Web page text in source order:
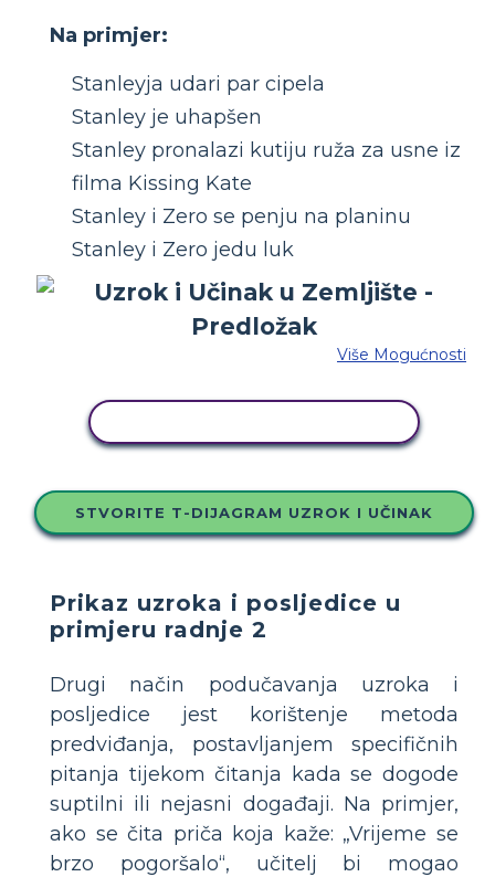
Na primjer:
Stanleyja udari par cipela
Stanley je uhapšen
Stanley pronalazi kutiju ruža za usne iz
filma Kissing Kate
Stanley i Zero se penju na planinu
Stanley i Zero jedu luk
Više Mogućnosti
STVORITE T-DIJAGRAM UZROK I UČINAK
Prikaz uzroka i posljedice u
primjeru radnje 2
Drugi način podučavanja uzroka i
posljedice jest korištenje metoda
predviđanja, postavljanjem specifičnih
pitanja tijekom čitanja kada se dogode
suptilni ili nejasni događaji. Na primjer,
ako se čita priča koja kaže: „Vrijeme se
brzo pogoršalo“, učitelj bi mogao